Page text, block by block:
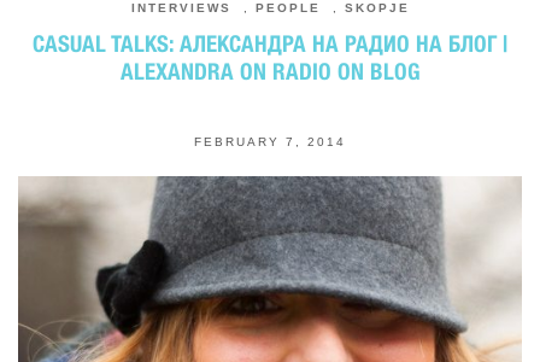
INTERVIEWS PEOPLE SKOPJE
CASUAL TALKS: АЛЕКСАНДРА НА РАДИО НА БЛОГ |
ALEXANDRA ON RADIO ON BLOG
FEBRUARY 7, 2014